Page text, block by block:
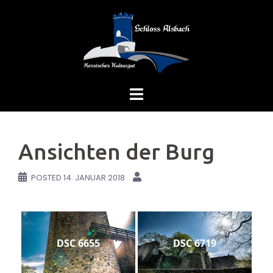
Ansichten der Burg
POSTED 14. JANUAR 2018
DSC 6655 DSC 6719